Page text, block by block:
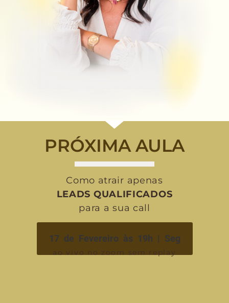
PRÓXIMA AULA
Como atrair apenas
LEADS QUALIFICADOS
para a sua call
17 de Fevereiro às 19h | Seg
ao vivo no zoom sem replay